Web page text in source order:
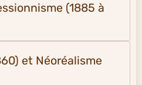
(1885 à
et Néoréalisme